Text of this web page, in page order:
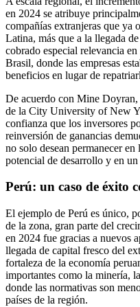
en 2024 se atribuye
compañías extranjeras que ya
Latina, más que a la llegada
cobrado especial relevancia
Brasil, donde las empresas
beneficios en lugar de
De acuerdo con Mine
de la City University of New
confianza que los inversores
reinversión de ganancias
no solo desean permanecer
potencial de desarrollo y en
Perú: un caso de éxito
El ejemplo de Perú es único,
de la zona, gran parte del
en 2024 fue gracias a nuevos
llegada de capital fresco del
fortaleza de la economía
importantes como la minería,
donde las normativas son
países de la región.